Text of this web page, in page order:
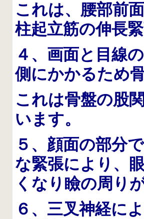
これは、腰部前
柱起立筋の伸長
４、画面と目線
側にかかるため
これは骨盤の股
います。
５、顔面の部分
な緊張により、
くなり瞼の周り
６、三叉神経に